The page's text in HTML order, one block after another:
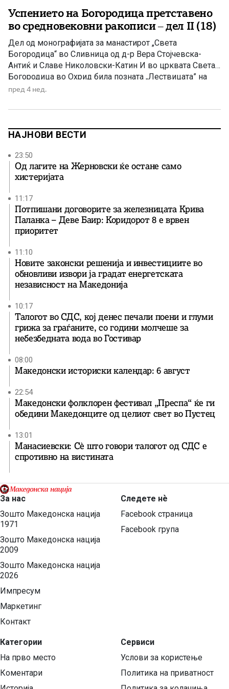
Успението на Богородица претставено
во средновековни ракописи – дел II (18)
Дел од монографијата за манастирот „Света
Богородица“ во Сливница од д-р Вера Стојчевска-
Антиќ и Славе Николовски-Катин И во црквата Света
Богородица во Охрид била позната „Лествицата” на
Јоан Лествичник, во 1360 година. Во неа биле
заостанува и црквата Света Богородица – Елеуса, во
пред 4 нед.
НАЈНОВИ ВЕСТИ
23:50
Од лагите на Жерновски ќе остане само
хистеријата
11:17
Потпишани договорите за железницата Крива
Паланка – Деве Баир: Коридорот 8 е врвен
приоритет
11:10
Новите законски решенија и инвестициите во
обновливи извори ја градат енергетската
независност на Македонија
10:17
Талогот во СДС, кој денес печали поени и глуми
грижа за граѓаните, со години молчеше за
небезбедната вода во Гостивар
08:00
Македонски историски календар: 6 август
22:54
Македонски фолклорен фестивал „Преспа“ ќе ги
обедини Македонците од целиот свет во Пустец
13:01
Манасиевски: Сè што говори талогот од СДС е
спротивно на вистината
За нас
Зошто Македонска нација
1971
Зошто Македонска нација
2009
Зошто Македонска нација
2026
Импресум
Маркетинг
Контакт
Категории
На прво место
Коментари
Следете нѐ
Facebook страница
Facebook група
Сервиси
Услови за користење
Политика на приватност